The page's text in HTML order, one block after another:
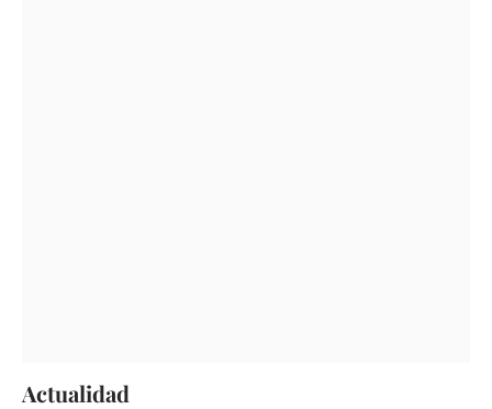
Actualidad